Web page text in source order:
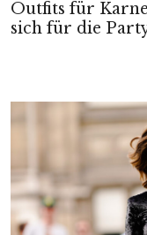
Outfits für
sich für die